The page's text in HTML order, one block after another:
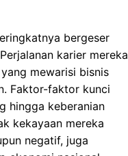
bergeser
karier mereka
mewarisi bisnis
Faktor-faktor kunci
hingga keberanian
kekayaan mereka
negatif, juga